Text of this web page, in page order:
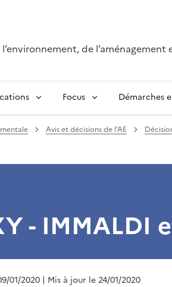
de
Focus Démarches
Avis et décisions de l’AE
- IMMALDI
01/2020 | Mis à jour le 24/01/2020